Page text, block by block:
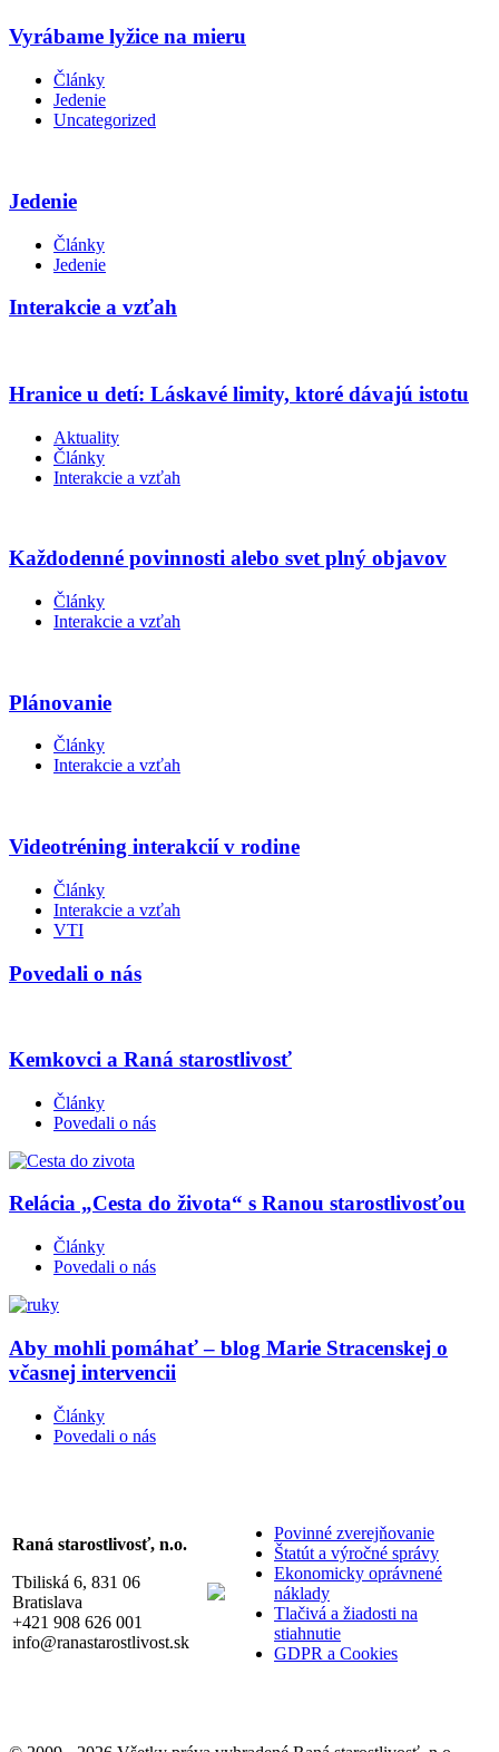
Vyrábame lyžice na mieru
Články
Jedenie
Uncategorized
Jedenie
Články
Jedenie
Interakcie a vzťah
Hranice u detí: Láskavé limity, ktoré dávajú istotu
Aktuality
Články
Interakcie a vzťah
Každodenné povinnosti alebo svet plný objavov
Články
Interakcie a vzťah
Plánovanie
Články
Interakcie a vzťah
Videotréning interakcií v rodine
Články
Interakcie a vzťah
VTI
Povedali o nás
Kemkovci a Raná starostlivosť
Články
Povedali o nás
Relácia „Cesta do života“ s Ranou starostlivosťou
Články
Povedali o nás
Aby mohli pomáhať – blog Marie Stracenskej o
včasnej intervencii
Články
Povedali o nás
Raná starostlivosť, n.o.
Tbiliská 6, 831 06
Bratislava
+421 908 626 001
info@ranastarostlivost.sk
Povinné zverejňovanie
Štatút a výročné správy
Ekonomicky oprávnené
náklady
Tlačivá a žiadosti na
stiahnutie
GDPR a Cookies